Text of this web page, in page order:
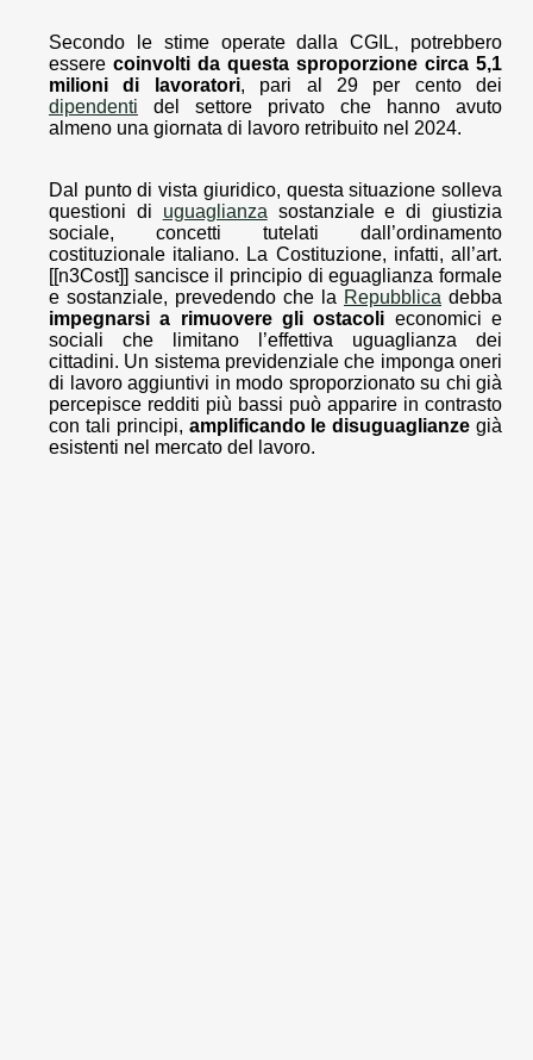
Secondo le stime operate dalla CGIL, potrebbero
essere coinvolti da questa sproporzione circa 5,1
milioni di lavoratori, pari al 29 per cento dei
dipendenti del settore privato che hanno avuto
almeno una giornata di lavoro retribuito nel 2024.
Dal punto di vista giuridico, questa situazione solleva
questioni di uguaglianza sostanziale e di giustizia
sociale, concetti tutelati dall’ordinamento
costituzionale italiano. La Costituzione, infatti, all’art.
[[n3Cost]] sancisce il principio di eguaglianza formale
e sostanziale, prevedendo che la Repubblica debba
impegnarsi a rimuovere gli ostacoli economici e
sociali che limitano l’effettiva uguaglianza dei
cittadini. Un sistema previdenziale che imponga oneri
di lavoro aggiuntivi in modo sproporzionato su chi già
percepisce redditi più bassi può apparire in contrasto
con tali principi, amplificando le disuguaglianze già
esistenti nel mercato del lavoro.